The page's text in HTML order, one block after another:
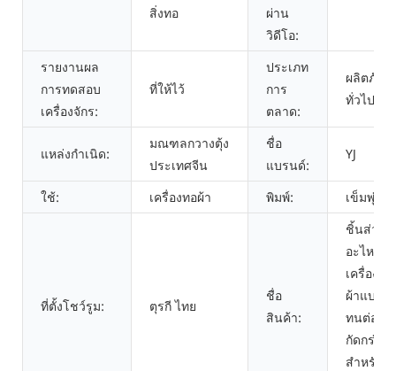
สิ่งทอ
ผ่าน
วิดีโอ:
รายงานผล
การทดสอบ
เครื่องจักร:
ที่ให้ไว้
ประเภท
การ
ตลาด:
ผลิตภัณ
ทั่วไป
แหล่งกำเนิด:
มณฑลกวางตุ้ง
ประเทศจีน
ชื่อ
แบรนด์:
YJ
ใช้: เครื่องทอผ้า พิมพ์: เข็มพุ่ง
ที่ตั้งโชว์รูม: ตุรกี ไทย
ชื่อ
สินค้า:
ชิ้นส่วน
อะไหล่
เครื่องทอ
ผ้าแบบ
ทนต่อกา
กัดกร่อน
สำหรับ